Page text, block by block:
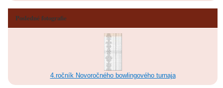
Posledné fotografie
4.ročník Novoročného bowlingového turnaja